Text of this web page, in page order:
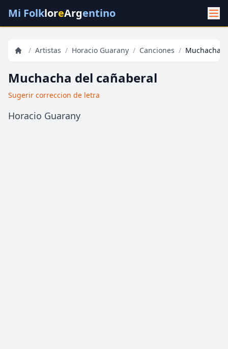
Mi FolkloreArgentino
/ Artistas / Horacio Guarany / Canciones / Muchacha
Muchacha del cañaberal
Sugerir correccion de letra
Horacio Guarany